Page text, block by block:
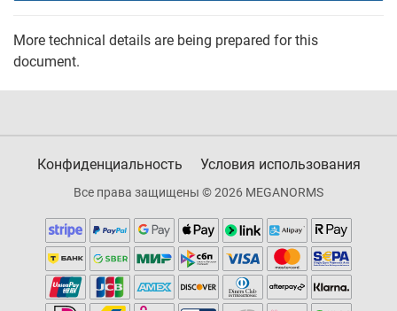
More technical details are being prepared for this
document.
Конфиденциальность Условия использования
Все права защищены © 2026 MEGANORMS